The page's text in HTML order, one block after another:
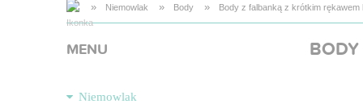
» Niemowlak » Body » Body z falbanką z krótkim rękawem
MENU
Niemowlak